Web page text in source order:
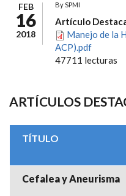
FEB
16
2018
BySPMI
Artículo
Manejo de la
ACP).pdf
47711 lecturas
ARTÍCULOS
TÍTULO
Cefalea y Aneurisma